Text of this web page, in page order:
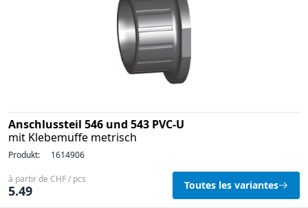
Anschlussteil 546 und 543 PVC-U
mit Klebemuffe metrisch
Produkt: 1614906
à partir de CHF / pcs
5.49 Toutes les variantes